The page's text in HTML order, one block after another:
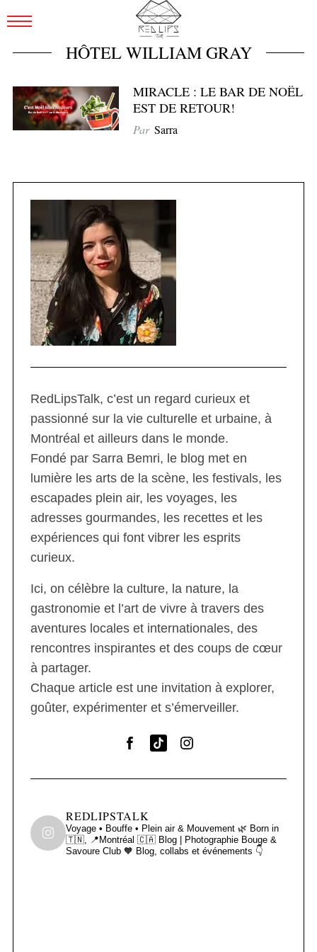
HÔTEL WILLIAM GRAY
MIRACLE : LE BAR DE NOËL
EST DE RETOUR!
Par Sarra
RedLipsTalk, c’est un regard curieux et
passionné sur la vie culturelle et urbaine, à
Montréal et ailleurs dans le monde.
Fondé par Sarra Bemri, le blog met en
lumière les arts de la scène, les festivals, les
escapades plein air, les voyages, les
adresses gourmandes, les recettes et les
expériences qui font vibrer les esprits
curieux.
Ici, on célèbre la culture, la nature, la
gastronomie et l’art de vivre à travers des
aventures locales et internationales, des
rencontres inspirantes et des coups de cœur
à partager.
Chaque article est une invitation à explorer,
goûter, expérimenter et s’émerveiller.
REDLIPSTALK
Voyage • Bouffe • Plein air & Mouvement 🌿Born in
🇹🇳, 📍Montréal 🇨🇦Blog | PhotographieBouge &
Savoure Club 🧡 Blog, collabs et événements 👇